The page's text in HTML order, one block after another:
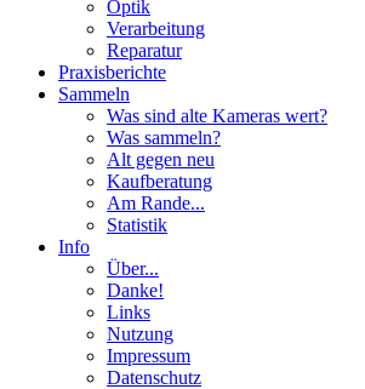
Optik
Verarbeitung
Reparatur
Praxisberichte
Sammeln
Was sind alte Kameras wert?
Was sammeln?
Alt gegen neu
Kaufberatung
Am Rande...
Statistik
Info
Über...
Danke!
Links
Nutzung
Impressum
Datenschutz